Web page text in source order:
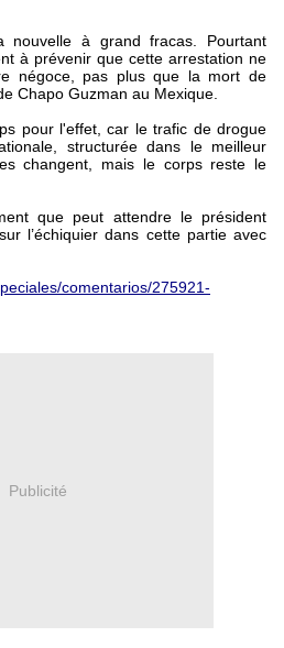
nouvelle à grand fracas. Pourtant
à prévenir que cette arrestation ne
négoce, pas plus que la mort de
Chapo Guzman au Mexique.
pour l'effet, car le trafic de drogue
structurée dans le meilleur
changent, mais le corps reste le
que peut attendre le président
l’échiquier dans cette partie avec
comentarios/275921-
Publicité